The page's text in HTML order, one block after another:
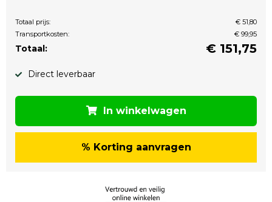
Totaal prijs:
€ 51,80
Transportkosten:
€ 99,95
Totaal: € 151,75
Direct leverbaar
In winkelwagen
% Korting aanvragen